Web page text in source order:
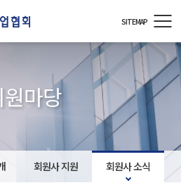
SITEMAP
마당
회원사 지원 회원사 소식